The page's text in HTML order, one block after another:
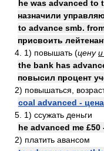
he was advanced to
назначили
to advance smb.
присвоить
4. 1) повышать (цену
the bank has
повысил процент
2) повышаться,
coal advanced -
5. 1) ссужать деньги
he advanced me
2) платить авансом